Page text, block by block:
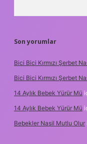
Son yorumlar
Bici Bici Kırmızı Şerbet
Bici Bici Kırmızı Şerbet
14 Aylık Bebek Yürür Mü
14 Aylık Bebek Yürür Mü
Bebekler Nasil Mutlu Olur